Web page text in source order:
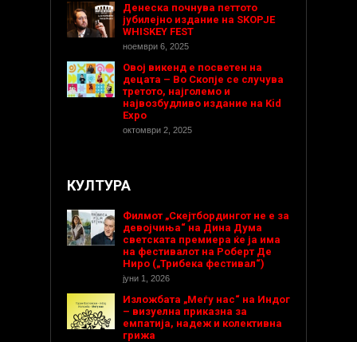
Денеска почнува петтото
јубилејно издание на SKOPJE
WHISKEY FEST
ноември 6, 2025
Овој викенд е посветен на
децата – Во Скопје се случува
третото, најголемо и
највозбудливо издание на Kid
Expo
октомври 2, 2025
КУЛТУРА
Филмот „Скејтбордингот не е за
девојчиња“ на Дина Дума
светската премиера ќе ја има
на фестивалот на Роберт Де
Ниро („Трибека фестивал“)
јуни 1, 2026
Изложбата „Меѓу нас“ на Индог
– визуелна приказна за
емпатија, надеж и колективна
грижа